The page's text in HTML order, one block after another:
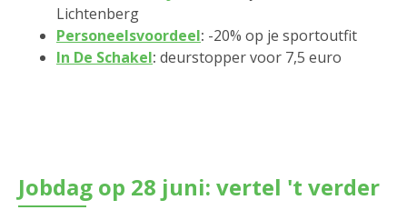
Lichtenberg
Personeelsvoordeel: -20% op je sportoutfit
In De Schakel: deurstopper voor 7,5 euro
Jobdag op 28 juni: vertel 't verder